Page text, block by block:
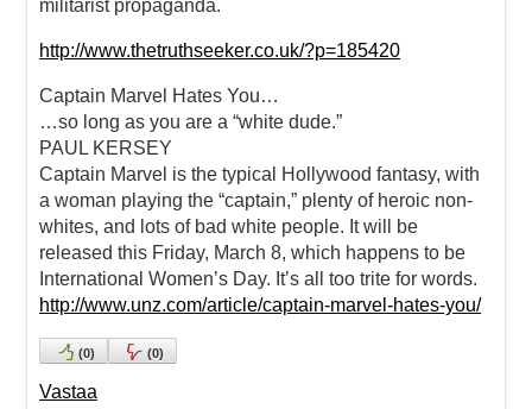
militarist propaganda.
http://www.thetruthseeker.co.uk/?p=185420
Captain Marvel Hates You…
…so long as you are a “white dude.”
PAUL KERSEY
Captain Marvel is the typical Hollywood fantasy, with
a woman playing the “captain,” plenty of heroic non-
whites, and lots of bad white people. It will be
released this Friday, March 8, which happens to be
International Women’s Day. It’s all too trite for words.
http://www.unz.com/article/captain-marvel-hates-you/
(0) (0)
Vastaa